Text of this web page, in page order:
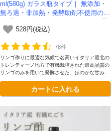
ml(580g) ガラス瓶タイプ｜ 無添加・
無ろ過・非加熱・発酵助剤不使用のア
528円(税込)
78件
リンゴ作りに最適な気候で名高いイタリア最北の
トレンティーノ地方で有機栽培された最高品質の
リンゴのみを用いて発酵させた、ほのかな甘みと
ていない、本物のリンゴ酢をガラス瓶容器にてお
楽しみください。
カートに入れる